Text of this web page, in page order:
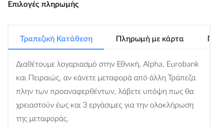
Επιλογές πληρωμής
Τραπεζική Κατάθεση Πληρωμή με κάρτα
Διαθέτουμε λογαριασμό στην Εθνική, Alpha, Eurobank
και Πειραιώς, αν κάνετε μεταφορά από άλλη Τράπεζα
πλην των προαναφερθέντων, λάβετε υπόψη πως θα
χρειαστούν έως και 3 εργάσιμες για την ολοκλήρωση
της μεταφοράς.